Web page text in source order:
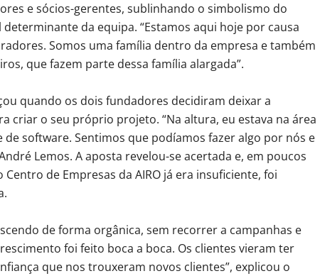
e sócios-gerentes, sublinhando o simbolismo do
da equipa. “Estamos aqui hoje por causa
Somos uma família dentro da empresa e também
que fazem parte dessa família alargada”.
quando os dois fundadores decidiram deixar a
criar o seu próprio projeto. “Na altura, eu estava na área
de software. Sentimos que podíamos fazer algo por nós e
Lemos. A aposta revelou-se acertada e, em poucos
de Empresas da AIRO já era insuficiente, foi
de forma orgânica, sem recorrer a campanhas e
foi feito boca a boca. Os clientes vieram ter
que nos trouxeram novos clientes”, explicou o